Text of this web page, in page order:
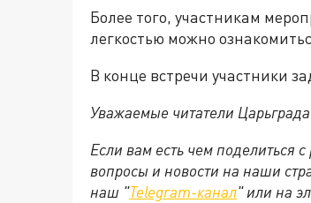
Более того, участникам
легкостью можно
В конце встречи участники
Уважаемые читатели
Если вам есть чем поделиться
вопросы и новости на наши
наш "Telegram-канал" или на